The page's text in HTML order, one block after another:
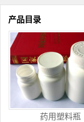
产品目录
药用塑料瓶